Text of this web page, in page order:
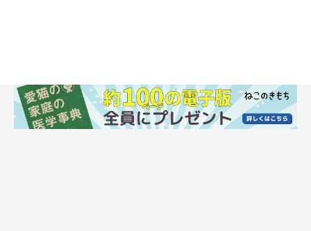
ウェットフードのメリットは？